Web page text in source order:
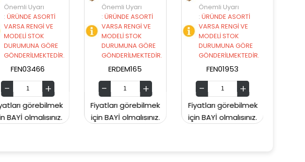
Önemli Uyarı
:ÜRÜNDE ASORTİ
VARSA RENGİ VE
MODELİ STOK
DURUMUNA GÖRE
GÖNDERİLMEKTEDİR.
Fiyatları görebilmek
için BAYİ olmalısınız.
Önemli Uyarı
:ÜRÜNDE ASORTİ
VARSA RENGİ VE
MODELİ STOK
DURUMUNA GÖRE
GÖNDERİLMEKTEDİR.
Fiyatları görebilmek
için BAYİ olmalısınız.
Önemli Uyarı
:ÜRÜNDE ASORTİ
VARSA RENGİ VE
MODELİ STOK
DURUMUNA GÖRE
GÖNDERİLMEKTEDİR.
Fiyatları görebilmek
için BAYİ olmalısınız.